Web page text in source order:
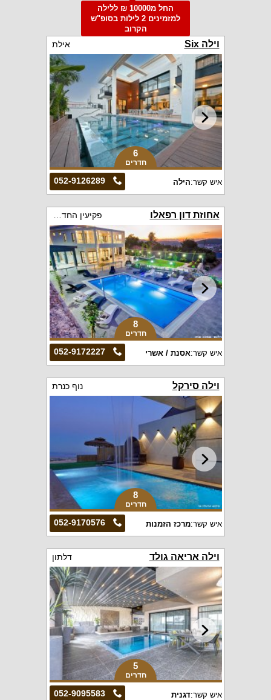
החל מ10000 ₪ ללילה
למזמינים 2 לילות בסופ"ש
הקרוב
וילה Six אילת
6
חדרים
052-9126289 איש קשר:הילה
אחוזת דון רפאלו
8
חדרים
052-9172227 איש קשר:אסנת / אשרי
וילה סירקל נוף כנרת
8
חדרים
052-9170576 איש קשר:מרכז הזמנות
וילה אריאה גולד דלתון
5
חדרים
052-9095583 איש קשר:דגנית